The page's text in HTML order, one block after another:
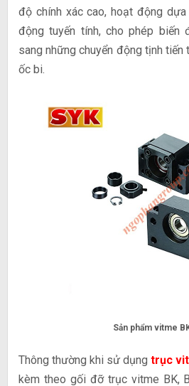
độ chính xác cao, hoạt động dựa
động tuyến tính, cho phép biến
sang những chuyển động tịnh tiến
ốc bi.
Sản phẩm vitme
Thông thường khi sử dụng trục
kèm theo gối đỡ trục vitme BK,